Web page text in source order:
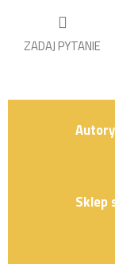
ZADAJ PYTANIE
Sklep